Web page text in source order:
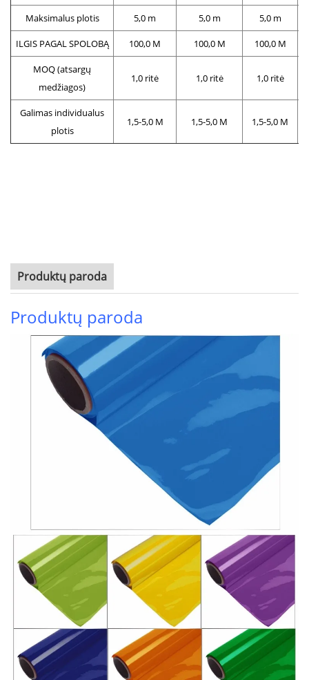
Maksimalus plotis 5,0 m 5,0 m 5,0 m
ILGIS PAGAL SPOLOBĄ 100,0 M 100,0 M 100,0 M
MOQ (atsargų
medžiagos)
1,0 ritė 1,0 ritė 1,0 ritė
Galimas individualus
plotis
1,5-5,0 M 1,5-5,0 M 1,5-5,0 M
Produktų paroda
Produktų paroda